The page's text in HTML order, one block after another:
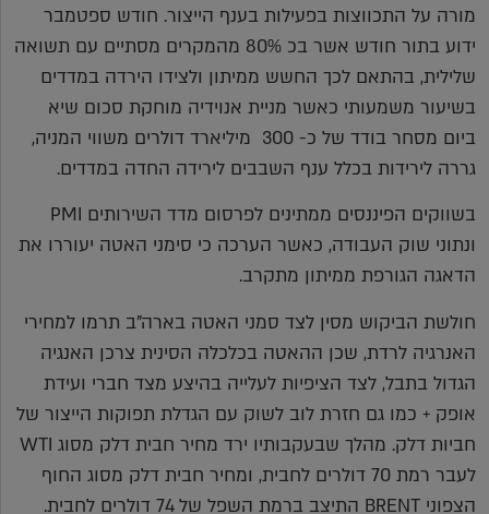
מורה על התכווצות בפעילות בענף הייצור. חודש ספטמבר
ידוע בתור חודש אשר בכ 80% מהמקרים מסתיים עם תשואה
שלילית, בהתאם לכך החשש ממיתון ולצידו הירדה במדדים
בשיעור משמעותי כאשר מניית אנוידיה מוחקת סכום שיא
ביום מסחר בודד של כ- 300 מיליארד דולרים משווי המניה,
גררה לירידות בכלל ענף השבבים לירידה החדה במדדים.
בשווקים הפיננסים ממתינים לפרסום מדד השירותים PMI
ונתוני שוק העבודה, כאשר הערכה כי סימני האטה יעוררו את
הדאגה הגורפת ממיתון מתקרב.
חולשת הביקוש מסין לצד סמני האטה בארה"ב תרמו למחירי
האנרגיה לרדת, שכן ההאטה בכלכלה הסינית צרכן האנגיה
הגדול בתבל, לצד הציפיות לעלייה בהיצע מצד חברי ועידת
אופק + כמו גם חזרת לוב לשוק עם הגדלת תפוקות הייצור של
חביות דלק. מהלך שבעקבותיו ירד מחיר חבית דלק מסוג WTI
לעבר רמת 70 דולרים לחבית, ומחיר חבית דלק מסוג החוף
הצפוני BRENT התיצב ברמת השפל של 74 דולרים לחבית.